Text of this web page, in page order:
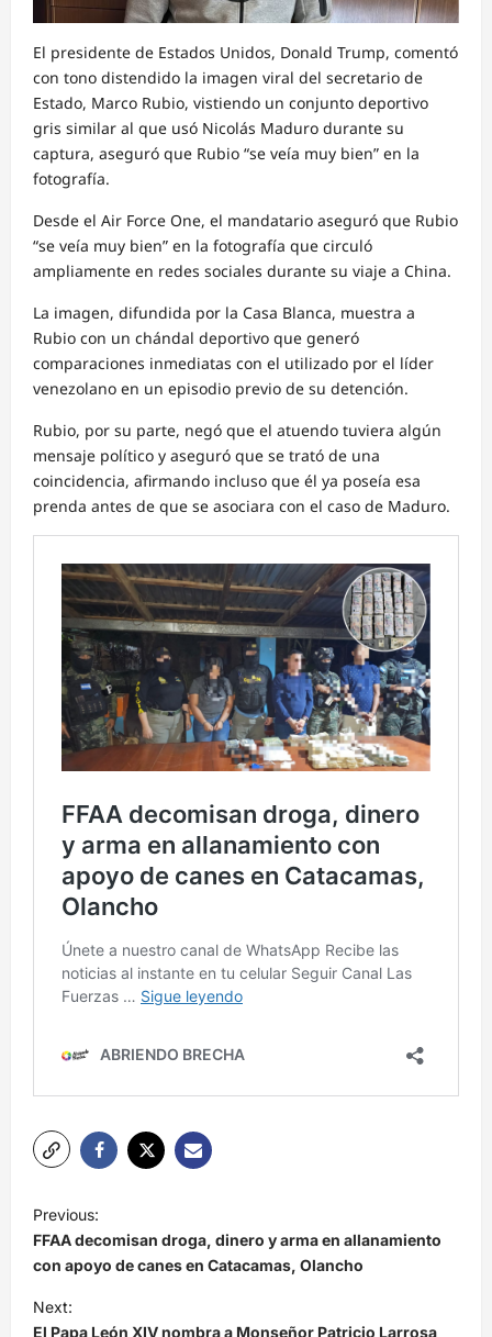
El presidente de Estados Unidos, Donald Trump, comentó
con tono distendido la imagen viral del secretario de
Estado, Marco Rubio, vistiendo un conjunto deportivo
gris similar al que usó Nicolás Maduro durante su
captura, aseguró que Rubio “se veía muy bien” en la
fotografía.
Desde el Air Force One, el mandatario aseguró que Rubio
“se veía muy bien” en la fotografía que circuló
ampliamente en redes sociales durante su viaje a China.
La imagen, difundida por la Casa Blanca, muestra a
Rubio con un chándal deportivo que generó
comparaciones inmediatas con el utilizado por el líder
venezolano en un episodio previo de su detención.
Rubio, por su parte, negó que el atuendo tuviera algún
mensaje político y aseguró que se trató de una
coincidencia, afirmando incluso que él ya poseía esa
prenda antes de que se asociara con el caso de Maduro.
N
a
v
e
Previous:
FFAA decomisan droga, dinero y arma en allanamiento
con apoyo de canes en Catacamas, Olancho
Next:
El Papa León XIV nombra a Monseñor Patricio Larrosa